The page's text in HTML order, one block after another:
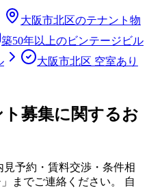
大阪市北区のテナント物
築50年以上のビンテージビル
大阪市北区 空室あり
募集に関するお
予約・賃料交渉・条件相
までご連絡ください。 自